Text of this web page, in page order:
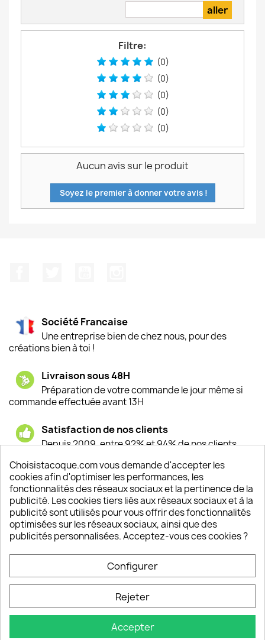
Filtre:
(0)
(0)
(0)
(0)
(0)
Aucun avis sur le produit
Soyez le premier à donner votre avis !
Société Francaise
Une entreprise bien de chez nous, pour des
créations bien à toi !
Livraison sous 48H
Préparation de votre commande le jour même si
commande effectuée avant 13H
Satisfaction de nos clients
Depuis 2009, entre 92% et 94% de nos clients
Un SAV à votre écoute
Notre SAV est disponible 6/7J de 10h à 18H
INFORMATIONS 
VOTRE COMPTE 
Choisistacoque.com vous demande d'accepter les
cookies afin d'optimiser les performances, les
fonctionnalités des réseaux sociaux et la pertinence de la
publicité. Les cookies tiers liés aux réseaux sociaux et à la
publicité sont utilisés pour vous offrir des fonctionnalités
optimisées sur les réseaux sociaux, ainsi que des
publicités personnalisées. Acceptez-vous ces cookies ?
Configurer
Rejeter
Accepter